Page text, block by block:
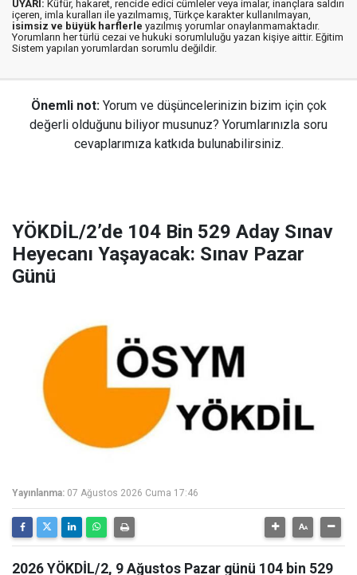
UYARI: Küfür, hakaret, rencide edici cümleler veya imalar, inançlara saldırı
içeren, imla kuralları ile yazılmamış, Türkçe karakter kullanılmayan,
isimsiz ve büyük harflerle yazılmış yorumlar onaylanmamaktadır.
Yorumların her türlü cezai ve hukuki sorumluluğu yazan kişiye aittir. Eğitim
Sistem yapılan yorumlardan sorumlu değildir.
Önemli not: Yorum ve düşüncelerinizin bizim için çok
değerli olduğunu biliyor musunuz? Yorumlarınızla soru
cevaplarımıza katkıda bulunabilirsiniz.
YÖKDİL/2’de 104 Bin 529 Aday Sınav
Heyecanı Yaşayacak: Sınav Pazar
Günü
Yayınlanma: 07 Ağustos 2026 Cuma 17:46
2026 YÖKDİL/2, 9 Ağustos Pazar günü 104 bin 529